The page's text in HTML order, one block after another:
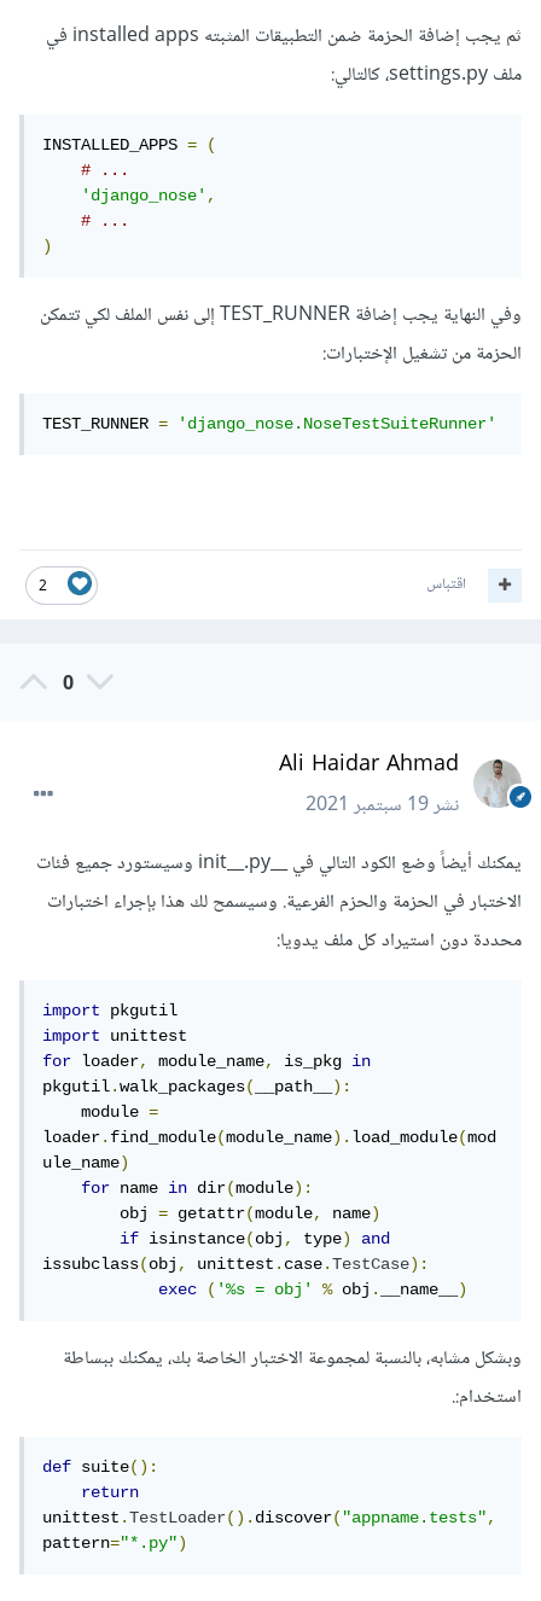
ثم يجب إضافة الحزمة ضمن التطبيقات المثبته installed apps في
ملف settings.py، كالتالي:
INSTALLED_APPS =
(
# ...
'django_nose',
# ...
)
وفي النهاية يجب إضافة TEST_RUNNER إلى نفس الملف لكي تتمكن
الحزمة من تشغيل الإختبارات:
TEST_RUNNER = 'django_nose.NoseTestSuiteRunner'
2 اقتباس
0
Ali Haidar Ahmad
نشر19 سبتمبر 2021
يمكنك أيضاً وضع الكود التالي في __init__.py وسيستورد جميع فئات
الاختبار في الحزمة والحزم الفرعية. وسيسمح لك هذا بإجراء اختبارات
محددة دون استيراد كل ملف يدويا:
import
import
for loader, module_name, is_pkg in
pkgutil.walk_packages( __path__):
    module
=
loader.find_module(module_name).load_module(mod
ule_name)
for name in dir(module):
        obj
= getattr(module, name)
if isinstance(obj, type)
and
issubclass(obj, unittest.case.TestCase):
exec
('%s = obj' % obj. __name__)
وبشكل مشابه، بالنسبة لمجموعة الاختبار الخاصة بك، يمكنك ببساطة
استخدام:.
def suite():
return
unittest.TestLoader().discover("appname.tests",
pattern="*.py")